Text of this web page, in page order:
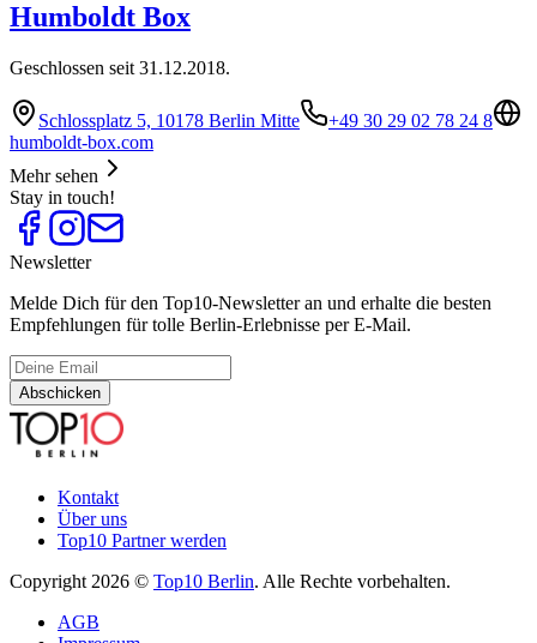
Humboldt Box
Geschlossen seit 31.12.2018.
Schlossplatz 5, 10178 Berlin Mitte
+49 30 29 02 78 24 8
humboldt-box.com
Mehr sehen
Stay in touch!
Newsletter
Melde Dich für den Top10-Newsletter an und erhalte die besten
Empfehlungen für tolle Berlin-Erlebnisse per E-Mail.
Abschicken
Kontakt
Über uns
Top10 Partner werden
Copyright 2026 © Top10 Berlin. Alle Rechte vorbehalten.
AGB